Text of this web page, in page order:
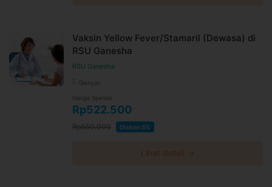
Vaksin Yellow Fever/Stamaril (Dewasa) di
RSU Ganesha
RSU Ganesha
Gianyar
Harga Spesial
Rp522.500
Rp550.000 Diskon 5%
Lihat detail →